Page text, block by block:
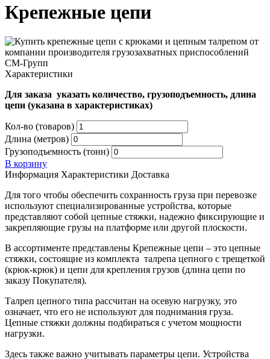
Крепежные цепи
Характеристики
Для заказа указать количество, грузоподъемность, длина
цепи (указана в характеристиках)
Кол-во (товаров)
Длина (метров)
Грузоподъемность (тонн)
В корзину
Информация Характеристики Доставка
Для того чтобы обеспечить сохранность груза при перевозке
используют специализированные устройства, которые
представляют собой цепные стяжки, надежно фиксирующие и
закрепляющие грузы на платформе или другой плоскости.
В ассортименте представлены Крепежные цепи – это цепные
стяжки, состоящие из комплекта талрепа цепного с трещеткой
(крюк-крюк) и цепи для крепления грузов (длина цепи по
заказу Покупателя).
Талреп цепного типа рассчитан на осевую нагрузку, это
означает, что его не используют для поднимания груза.
Цепные стяжки должны подбираться с учетом мощности
нагрузки.
Здесь также важно учитывать параметры цепи. Устройства